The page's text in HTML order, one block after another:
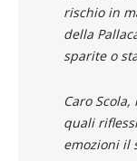
rischio in
della
sparite o
Caro
quali
emozioni il